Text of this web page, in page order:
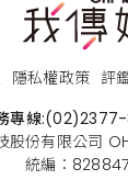
隱私權政策 評
專線:
股份有限公司
統編：